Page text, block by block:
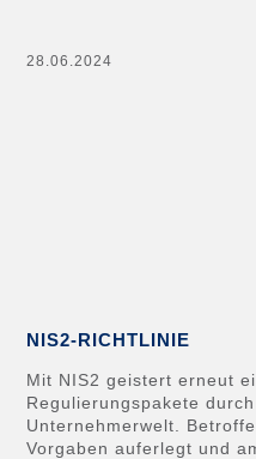
28.06.2024
NIS2-RICHTLINIE
Mit NIS2 geistert erneut
Regulierungspakete
Unternehmerwelt.
Vorgaben auferlegt und